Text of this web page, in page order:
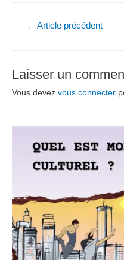
Navigation
← Article précédent
Laisser un
Vous devez vous connecter